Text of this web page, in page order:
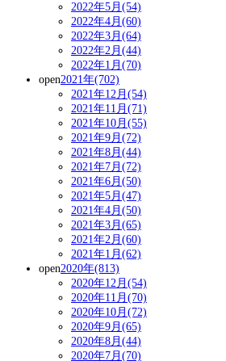
2022年5月(54)
2022年4月(60)
2022年3月(64)
2022年2月(44)
2022年1月(70)
open2021年(702)
2021年12月(54)
2021年11月(71)
2021年10月(55)
2021年9月(72)
2021年8月(44)
2021年7月(72)
2021年6月(50)
2021年5月(47)
2021年4月(50)
2021年3月(65)
2021年2月(60)
2021年1月(62)
open2020年(813)
2020年12月(54)
2020年11月(70)
2020年10月(72)
2020年9月(65)
2020年8月(44)
2020年7月(70)